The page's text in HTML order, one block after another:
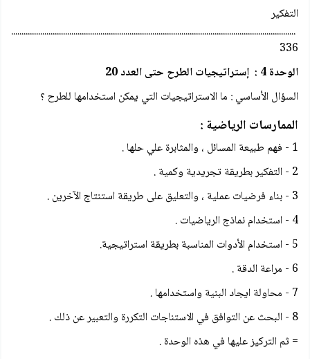
التفكير
336
الوحدة 4 : إستراتيجيات الطرح حتى العدد 20
السؤال الأساسي : ما الاستراتيجيات التي يمكن استخدامها للطرح ؟
الممارسات الرياضية :
1 - فهم طبيعة المسائل ، والمثابرة علي حلها .
2 - التفكير بطريقة تجريدية وكمية .
3 - بناء فرضيات عملية ، والتعليق على طريقة استنتاج الآخرين .
4 - استخدام نماذج الرياضيات .
5 - استخدام الأدوات المناسبة بطريقة استراتيجية.
6 - مراعة الدقة .
7 - محاولة ايجاد البنية واستخدامها .
8 - البحث عن التوافق في الاستناجات التكررة والتعبير عن ذلك .
= ثم التركيز عليها في هذه الوحدة .